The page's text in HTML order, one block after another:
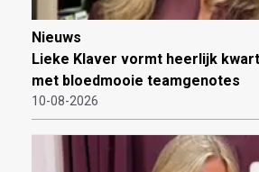
Nieuws
Lieke Klaver vormt heerlijk
met bloedmooie teamgenotes
10-08-2026